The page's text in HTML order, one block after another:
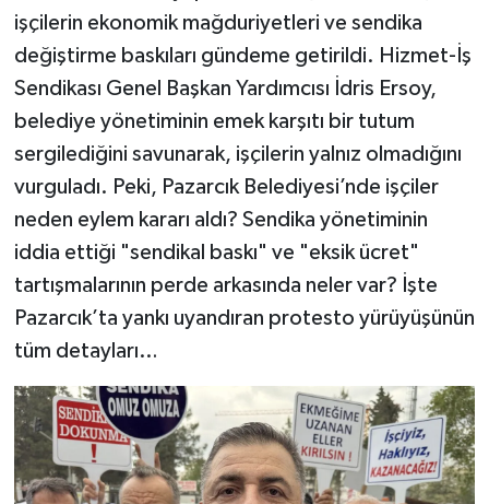
işçilerin ekonomik mağduriyetleri ve sendika
değiştirme baskıları gündeme getirildi. Hizmet-İş
Sendikası Genel Başkan Yardımcısı İdris Ersoy,
belediye yönetiminin emek karşıtı bir tutum
sergilediğini savunarak, işçilerin yalnız olmadığını
vurguladı. Peki, Pazarcık Belediyesi’nde işçiler
neden eylem kararı aldı? Sendika yönetiminin
iddia ettiği "sendikal baskı" ve "eksik ücret"
tartışmalarının perde arkasında neler var? İşte
Pazarcık’ta yankı uyandıran protesto yürüyüşünün
tüm detayları…